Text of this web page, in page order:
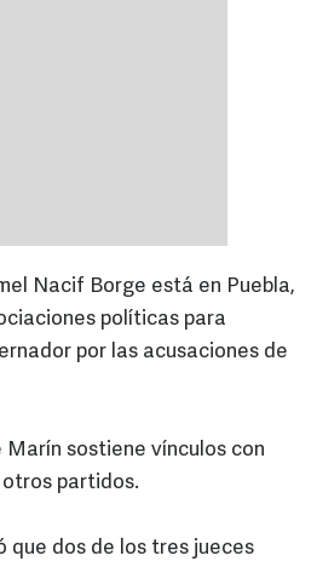
Nacif Borge está en Puebla,
políticas para
por las acusaciones de
Marín sostiene vínculos con
partidos.
que dos de los tres jueces